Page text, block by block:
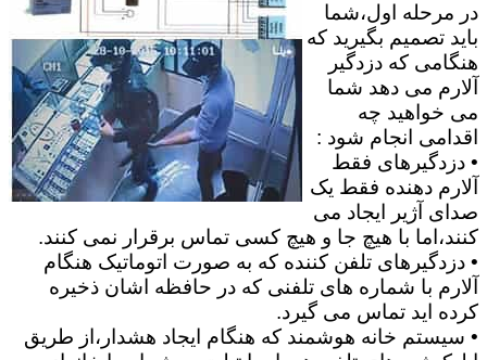
در مرحله اول،شما
باید تصمیم بگیرید که
هنگامی که دزدگیر
آلارم می دهد شما
می خواهید چه
اقدامی انجام شود :
• دزدگیرهای فقط
آلارم دهنده فقط یک
صدای آژیر ایجاد می
کنند،اما با هیچ جا و هیچ کسی تماس برقرار نمی کنند.
• دزدگیرهای تلفن کننده که به صورت اتوماتیک هنگام
آلارم با شماره های تلفنی که در حافظه اشان ذخیره
کرده اید تماس می گیرد.
• سیستم خانه هوشمند که هنگام ایجاد هشدار،از طریق